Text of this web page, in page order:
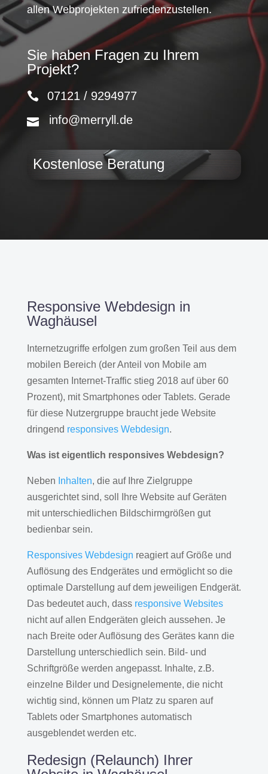
allen Webprojekten zufriedenzustellen.
Sie haben Fragen zu Ihrem
Projekt?
07121 / 9294977
info@merryll.de
Kostenlose Beratung
Responsive Webdesign in
Waghäusel
Internetzugriffe erfolgen zum großen Teil aus dem
mobilen Bereich (der Anteil von Mobile am
gesamten Internet-Traffic stieg 2018 auf über 60
Prozent), mit Smartphones oder Tablets. Gerade
für diese Nutzergruppe braucht jede Website
dringend responsives Webdesign.
Was ist eigentlich responsives Webdesign?
Neben Inhalten, die auf Ihre Zielgruppe
ausgerichtet sind, soll Ihre Website auf Geräten
mit unterschiedlichen Bildschirmgrößen gut
bedienbar sein.
Responsives Webdesign reagiert auf Größe und
Auflösung des Endgerätes und ermöglicht so die
optimale Darstellung auf dem jeweiligen Endgerät.
Das bedeutet auch, dass responsive Websites
nicht auf allen Endgeräten gleich aussehen. Je
nach Breite oder Auflösung des Gerätes kann die
Darstellung unterschiedlich sein. Bild- und
Schriftgröße werden angepasst. Inhalte, z.B.
einzelne Bilder und Designelemente, die nicht
wichtig sind, können um Platz zu sparen auf
Tablets oder Smartphones automatisch
ausgeblendet werden etc.
Redesign (Relaunch) Ihrer